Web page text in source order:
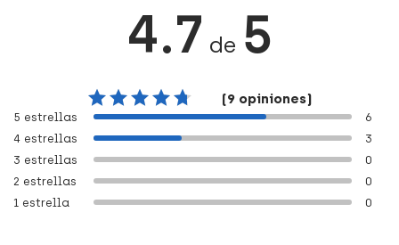
4.7 de 5
(9 opiniones)
1 estrella 0
2 estrellas 0
3 estrellas 0
4 estrellas 3
5 estrellas 6